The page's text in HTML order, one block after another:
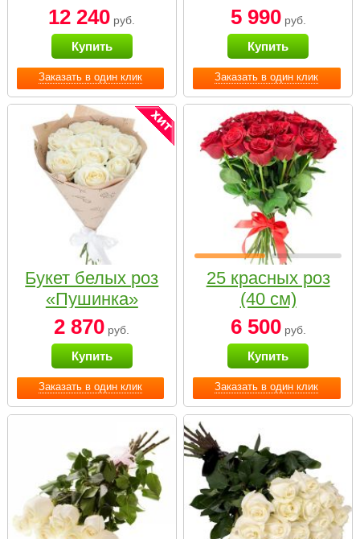
Заказать в один клик
12 240 руб.
Купить
Заказать в один клик
5 990руб.
Купить
Заказать в один клик
Букет белых роз
«Пушинка»
2 870 руб.
Купить
Заказать в один клик
25 красных роз
(40 см)
6 500руб.
Купить